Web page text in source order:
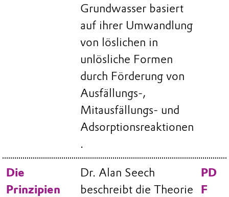
Grundwasser basiert
auf ihrer Umwandlung
von löslichen in
unlösliche Formen
durch Förderung von
Ausfällungs-,
Mitausfällungs- und
Adsorptionsreaktionen
.
Die
Prinzipien
Dr. Alan Seech
beschreibt die Theorie
PD
F